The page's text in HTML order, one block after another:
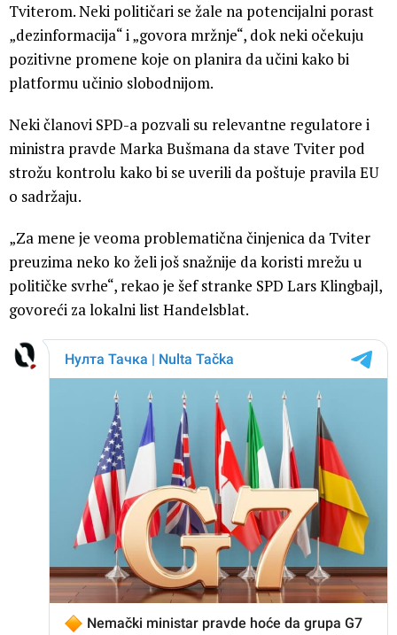
Tviterom. Neki političari se žale na potencijalni porast
„dezinformacija“ i „govora mržnje“, dok neki očekuju
pozitivne promene koje on planira da učini kako bi
platformu učinio slobodnijom.
Neki članovi SPD-a pozvali su relevantne regulatore i
ministra pravde Marka Bušmana da stave Tviter pod
strožu kontrolu kako bi se uverili da poštuje pravila EU
o sadržaju.
„Za mene je veoma problematična činjenica da Tviter
preuzima neko ko želi još snažnije da koristi mrežu u
političke svrhe“, rekao je šef stranke SPD Lars Klingbajl,
govoreći za lokalni list Handelsblat.